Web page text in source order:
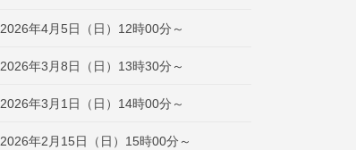
2026年4月5日（日）12時00分～
2026年3月8日（日）13時30分～
2026年3月1日（日）14時00分～
2026年2月15日（日）15時00分～